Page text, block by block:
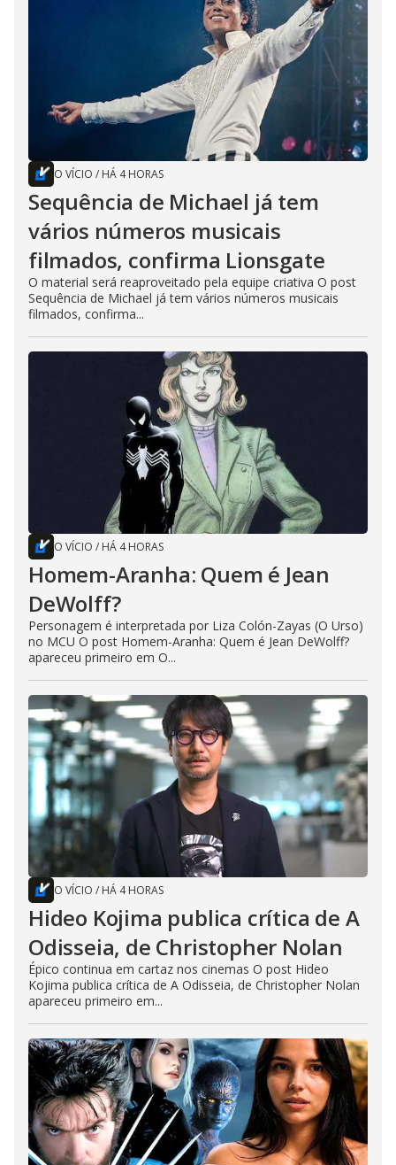
O VÍCIO / HÁ 4 HORAS
Sequência de Michael já tem
vários números musicais
filmados, confirma Lionsgate
O material será reaproveitado pela equipe criativa O post
Sequência de Michael já tem vários números musicais
filmados, confirma...
O VÍCIO / HÁ 4 HORAS
Homem-Aranha: Quem é Jean
DeWolff?
Personagem é interpretada por Liza Colón-Zayas (O Urso)
no MCU O post Homem-Aranha: Quem é Jean DeWolff?
apareceu primeiro em O...
O VÍCIO / HÁ 4 HORAS
Hideo Kojima publica crítica de A
Odisseia, de Christopher Nolan
Épico continua em cartaz nos cinemas O post Hideo
Kojima publica crítica de A Odisseia, de Christopher Nolan
apareceu primeiro em...